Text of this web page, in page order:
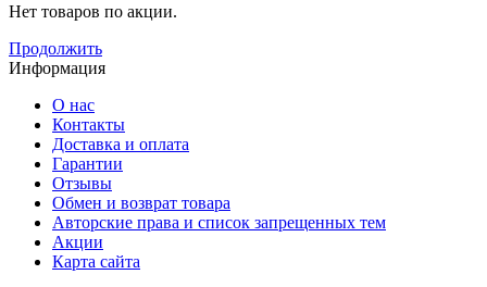
Нет товаров по акции.
Продолжить
Информация
О нас
Контакты
Доставка и оплата
Гарантии
Отзывы
Обмен и возврат товара
Авторские права и список запрещенных тем
Акции
Карта сайта